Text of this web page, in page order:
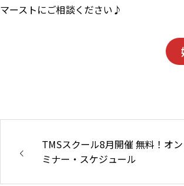
マーストにご相談ください♪
TMSスクール8月開催 無料！オ
ミナー・スケジュール